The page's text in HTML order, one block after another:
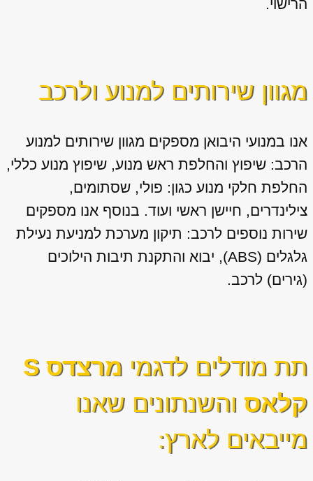
הרישוי.
מגוון שירותים למנוע ולרכב
אנו במנועי היבואן מספקים מגוון שירותים למנוע
הרכב: שיפוץ והחלפת ראש מנוע, שיפוץ מנוע כללי,
החלפת חלקי מנוע כגון: פולי, שסתומים,
צילינדרים, חיישן ראשי ועוד. בנוסף אנו מספקים
שירות נוספים לרכב: תיקון מערכת למניעת נעילת
גלגלים (ABS), יבוא והתקנת תיבות הילוכים
(גירים) לרכב.
תת מודלים לדגמי
מרצדס S
קלאס והשנתונים שאנו
מייבאים לארץ: